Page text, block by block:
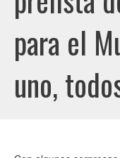
para el
uno,